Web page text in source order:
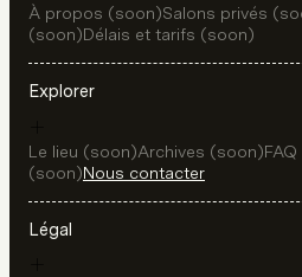
À propos (soon)Salons privés
(soon)Délais et tarifs (soon)
Explorer
Le lieu (soon)Archives (soon)
(soon)Nous contacter
Légal